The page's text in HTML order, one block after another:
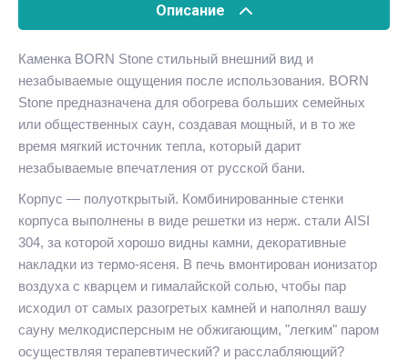
Описание
Каменка BORN Stone стильный внешний вид и
незабываемые ощущения после использования. BORN
Stone предназначена для обогрева больших семейных
или общественных саун, создавая мощный, и в то же
время мягкий источник тепла, который дарит
незабываемые впечатления от русской бани.
Корпус — полуоткрытый. Комбинированные стенки
корпуса выполнены в виде решетки из нерж. стали AISI
304, за которой хорошо видны камни, декоративные
накладки из термо-ясеня. В печь вмонтирован ионизатор
воздуха с кварцем и гималайской солью, чтобы пар
исходил от самых разогретых камней и наполнял вашу
сауну мелкодисперсным не обжигающим, "легким" паром
осуществляя терапевтический? и расслабляющий?